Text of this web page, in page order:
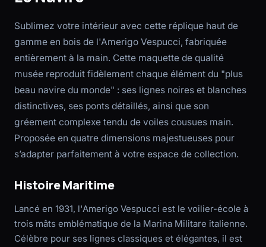
Sublimez votre intérieur avec cette réplique haut de
gamme en bois de l'Amerigo Vespucci, fabriquée
entièrement à la main. Cette maquette de qualité
musée reproduit fidèlement chaque élément du "plus
beau navire du monde" : ses lignes noires et blanches
distinctives, ses ponts détaillés, ainsi que son
gréement complexe tendu de voiles cousues main.
Proposée en quatre dimensions majestueuses pour
s’adapter parfaitement à votre espace de collection.
Histoire Maritime
Lancé en 1931, l'Amerigo Vespucci est le voilier-école à
trois mâts emblématique de la Marina Militare italienne.
Célèbre pour ses lignes classiques et élégantes, il est